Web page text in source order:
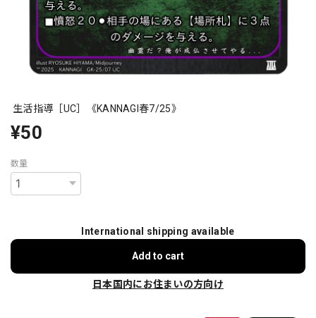
生活指導［UC］《KANNAGI春7/25》
¥50
数量
International shipping available
Add to cart
日本国内にお住まいの方向け